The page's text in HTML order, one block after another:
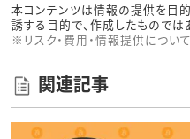
本コンテンツは情報の提供を目
誘する目的で、作成したものでは
※リスク・費用・情報提供につい
関連記事